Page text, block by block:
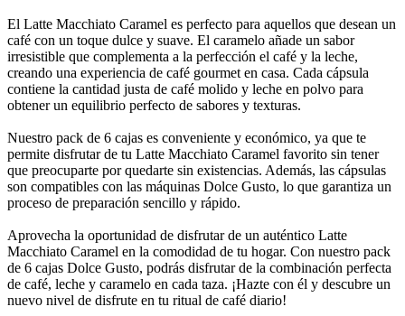
El Latte Macchiato Caramel es perfecto para aquellos que desean un
café con un toque dulce y suave. El caramelo añade un sabor
irresistible que complementa a la perfección el café y la leche,
creando una experiencia de café gourmet en casa. Cada cápsula
contiene la cantidad justa de café molido y leche en polvo para
obtener un equilibrio perfecto de sabores y texturas.
Nuestro pack de 6 cajas es conveniente y económico, ya que te
permite disfrutar de tu Latte Macchiato Caramel favorito sin tener
que preocuparte por quedarte sin existencias. Además, las cápsulas
son compatibles con las máquinas Dolce Gusto, lo que garantiza un
proceso de preparación sencillo y rápido.
Aprovecha la oportunidad de disfrutar de un auténtico Latte
Macchiato Caramel en la comodidad de tu hogar. Con nuestro pack
de 6 cajas Dolce Gusto, podrás disfrutar de la combinación perfecta
de café, leche y caramelo en cada taza. ¡Hazte con él y descubre un
nuevo nivel de disfrute en tu ritual de café diario!